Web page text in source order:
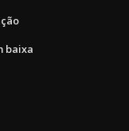
baixa